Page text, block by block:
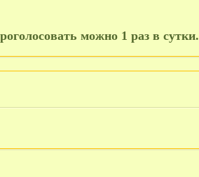
можно 1 раз в сутки.